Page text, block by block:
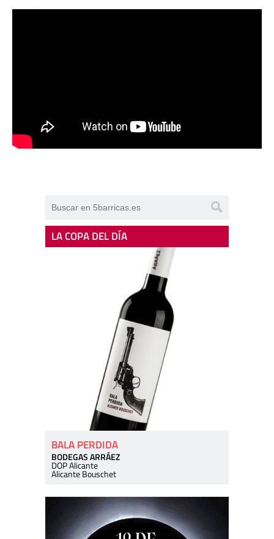
LA COPA DEL DÍA
BALA PERDIDA
BODEGAS ARRÁEZ
DOP Alicante
Alicante Bouschet